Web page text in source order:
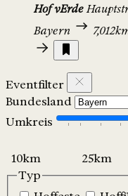
Hof vErde
Bayern
Eventfilter
Bundesland
Umkreis
Typ